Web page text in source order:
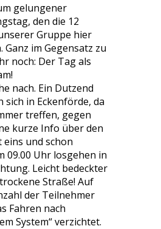
gelungener
den die 12
Gruppe hier
Ganz im Gegensatz zu
noch: Der Tag als
nach. Ein Dutzend
sich in Eckenförde, da
treffen, gegen
kurze Info über den
und schon
09.00 Uhr losgehen in
Leicht bedeckter
Straße! Auf
der Teilnehmer
Fahren nach
System“ verzichtet.